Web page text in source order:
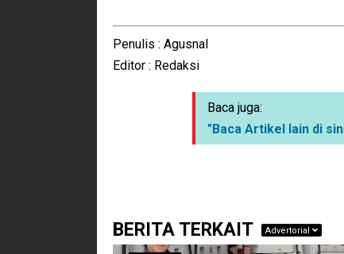
Penulis : Agusnal
Editor : Redaksi
Baca juga:
"Baca Artikel lain di
BERITA TERKAIT Advertorial